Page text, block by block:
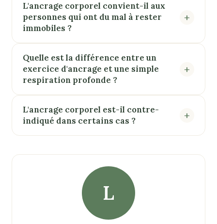
L'ancrage corporel convient-il aux
personnes qui ont du mal à rester
immobiles ?
Quelle est la différence entre un
exercice d'ancrage et une simple
respiration profonde ?
L'ancrage corporel est-il contre-
indiqué dans certains cas ?
L